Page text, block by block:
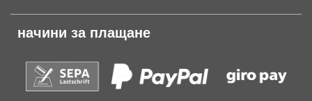
начини за плащане